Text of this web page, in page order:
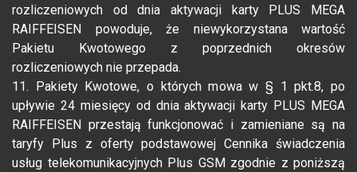
rozliczeniowych od dnia aktywacji karty PLUS MEGA
RAIFFEISEN powoduje, że niewykorzystana wartość
Pakietu Kwotowego z poprzednich okresów
rozliczeniowych nie przepada.
11. Pakiety Kwotowe, o których mowa w § 1 pkt.8, po
upływie 24 miesięcy od dnia aktywacji karty PLUS MEGA
RAIFFEISEN przestają funkcjonować i zamieniane są na
taryfy Plus z oferty podstawowej Cennika świadczenia
usług telekomunikacyjnych Plus GSM zgodnie z poniższą